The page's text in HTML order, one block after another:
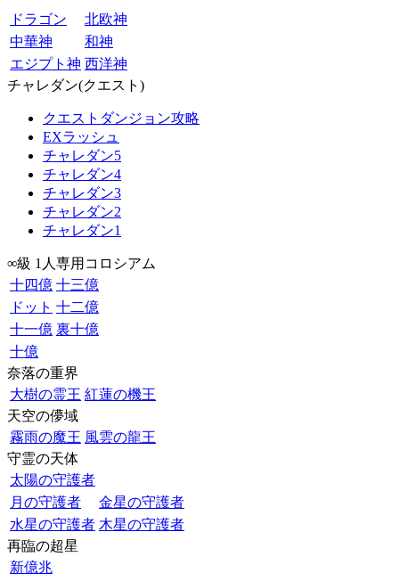
ドラゴン
北欧神
中華神
和神
エジプト神 西洋神
チャレダン(クエスト)
クエストダンジョン攻略
EXラッシュ
チャレダン5
チャレダン4
チャレダン3
チャレダン2
チャレダン1
∞級 1人専用コロシアム
十四億 十三億
ドット 十二億
十一億 裏十億
十億
奈落の重界
大樹の霊王 紅蓮の機王
天空の儚域
霧雨の魔王 風雲の龍王
守霊の天体
太陽の守護者
月の守護者
金星の守護者
水星の守護者 木星の守護者
再臨の超星
新億兆